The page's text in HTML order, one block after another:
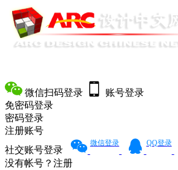
微信扫码登录
账号登录
免密码登录
密码登录
注册账号
社交账号登录
微信登录 QQ登录
没有帐号？ 注册